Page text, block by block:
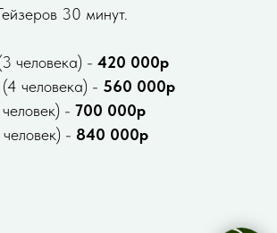
30 минут.
человека) - 420 000р
(4 человека) - 560 000р
- 700 000р
- 840 000р